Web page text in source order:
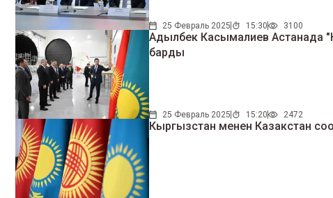
25 Февраль 2025 15:30 3100
Адылбек Касымалиев Астанада
барды
25 Февраль 2025 15:20 2472
Кыргызстан менен Казакстан соода